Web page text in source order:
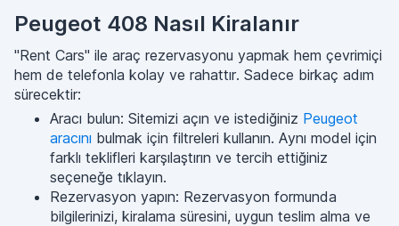
Peugeot 408 Nasıl Kiralanır
"Rent Cars" ile araç rezervasyonu yapmak hem çevrimiçi
hem de telefonla kolay ve rahattır. Sadece birkaç adım
sürecektir:
Aracı bulun: Sitemizi açın ve istediğiniz Peugeot
aracını bulmak için filtreleri kullanın. Aynı model için
farklı teklifleri karşılaştırın ve tercih ettiğiniz
seçeneğe tıklayın.
Rezervasyon yapın: Rezervasyon formunda
bilgilerinizi, kiralama süresini, uygun teslim alma ve